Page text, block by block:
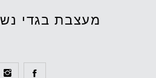
מעצבת בגדי